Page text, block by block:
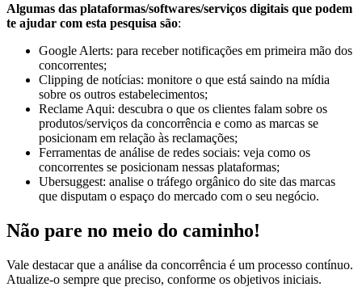
Algumas das plataformas/softwares/serviços digitais que podem
te ajudar com esta pesquisa são:
Google Alerts: para receber notificações em primeira mão dos
concorrentes;
Clipping de notícias: monitore o que está saindo na mídia
sobre os outros estabelecimentos;
Reclame Aqui: descubra o que os clientes falam sobre os
produtos/serviços da concorrência e como as marcas se
posicionam em relação às reclamações;
Ferramentas de análise de redes sociais: veja como os
concorrentes se posicionam nessas plataformas;
Ubersuggest: analise o tráfego orgânico do site das marcas
que disputam o espaço do mercado com o seu negócio.
Não pare no meio do caminho!
Vale destacar que a análise da concorrência é um processo contínuo.
Atualize-o sempre que preciso, conforme os objetivos iniciais.